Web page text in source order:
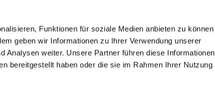
Funktionen für soziale Medien anbieten zu können
geben wir Informationen zu Ihrer Verwendung unserer
Analysen weiter. Unsere Partner führen diese Informationen
bereitgestellt haben oder die sie im Rahmen Ihrer Nutzung